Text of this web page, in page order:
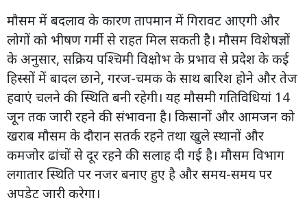
मौसम में बदलाव के कारण तापमान में गिरावट आएगी और
लोगों को भीषण गर्मी से राहत मिल सकती है। मौसम विशेषज्ञों
के अनुसार, सक्रिय पश्चिमी विक्षोभ के प्रभाव से प्रदेश के कई
हिस्सों में बादल छाने, गरज-चमक के साथ बारिश होने और तेज
हवाएं चलने की स्थिति बनी रहेगी। यह मौसमी गतिविधियां 14
जून तक जारी रहने की संभावना है। किसानों और आमजन को
खराब मौसम के दौरान सतर्क रहने तथा खुले स्थानों और
कमजोर ढांचों से दूर रहने की सलाह दी गई है। मौसम विभाग
लगातार स्थिति पर नजर बनाए हुए है और समय-समय पर
अपडेट जारी करेगा।